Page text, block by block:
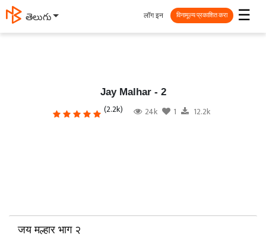
తెలుగు ☰
लॉग इन विनामूल्य प्रकाशित करा
Jay Malhar - 2
(2.2k) 24k 1 12.2k
जय मल्हार भाग २